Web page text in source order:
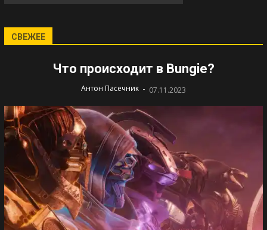
СВЕЖЕЕ
Что происходит в Bungie?
Антон Пасечник - 07.11.2023